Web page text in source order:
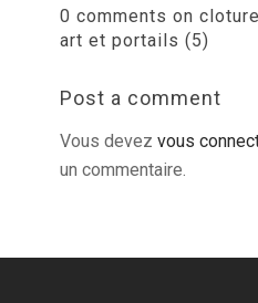
0 comments on
art et portails (5)
Post a comment
Vous devez vous
un commentaire.